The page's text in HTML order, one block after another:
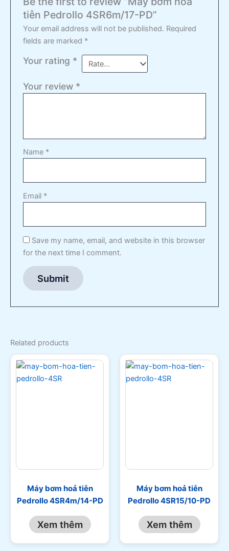
tiễn Pedrollo 4SR6m/17-PD”
Your email address will not be published. Required
fields are marked *
Your rating *
Your review *
Name *
Email *
Save my name, email, and website in this browser
for the next time I comment.
Related products
Máy bơm hoả tiễn
Pedrollo 4SR4m/14-PD
Xem thêm
Máy bơm hoả tiễn
Pedrollo 4SR15/10-PD
Xem thêm